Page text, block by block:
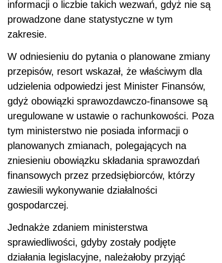
informacji o liczbie takich wezwań, gdyż nie są
prowadzone dane statystyczne w tym
zakresie.
W odniesieniu do pytania o planowane zmiany
przepisów, resort wskazał, że właściwym dla
udzielenia odpowiedzi jest Minister Finansów,
gdyż obowiązki sprawozdawczo-finansowe są
uregulowane w ustawie o rachunkowości. Poza
tym ministerstwo nie posiada informacji o
planowanych zmianach, polegających na
zniesieniu obowiązku składania sprawozdań
finansowych przez przedsiębiorców, którzy
zawiesili wykonywanie działalności
gospodarczej.
Jednakże zdaniem ministerstwa
sprawiedliwości, gdyby zostały podjęte
działania legislacyjne, należałoby przyjąć